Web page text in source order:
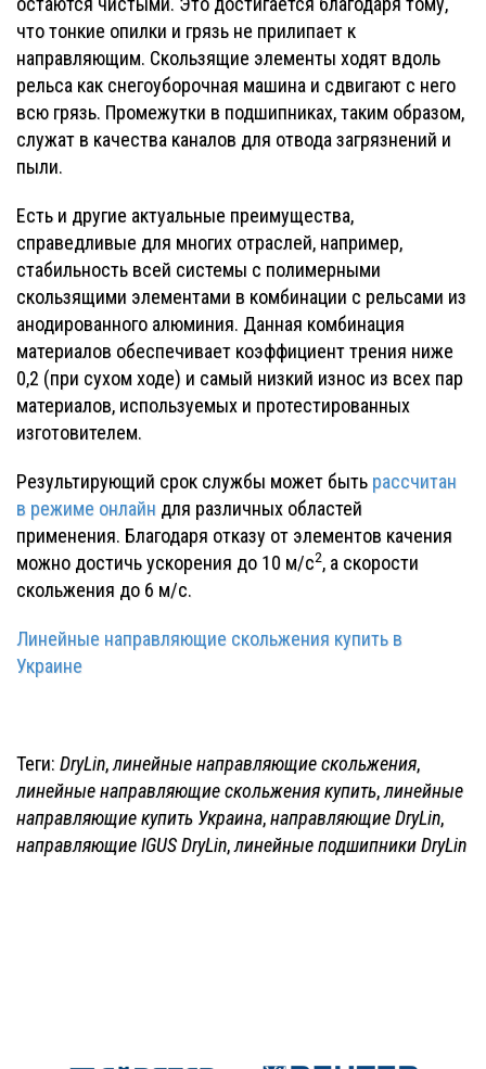
что тонкие опилки и грязь не прилипает к
направляющим. Скользящие элементы ходят вдоль
рельса как снегоуборочная машина и сдвигают с него
всю грязь. Промежутки в подшипниках, таким образом,
служат в качества каналов для отвода загрязнений и
пыли.
Есть и другие актуальные преимущества,
справедливые для многих отраслей, например,
стабильность всей системы с полимерными
скользящими элементами в комбинации с рельсами из
анодированного алюминия. Данная комбинация
материалов обеспечивает коэффициент трения ниже
0,2 (при сухом ходе) и самый низкий износ из всех пар
материалов, используемых и протестированных
изготовителем.
Результирующий срок службы может быть рассчитан
в режиме онлайн для различных областей
применения. Благодаря отказу от элементов качения
можно достичь ускорения до 10 м/с2, а скорости
скольжения до 6 м/с.
Линейные направляющие скольжения купить в
Украине
Теги: DryLin,линейные направляющие скольжения,
линейные направляющие скольжения купить,линейные
направляющие купить Украина,направляющие DryLin,
направляющие IGUS DryLin,линейные подшипники DryLin